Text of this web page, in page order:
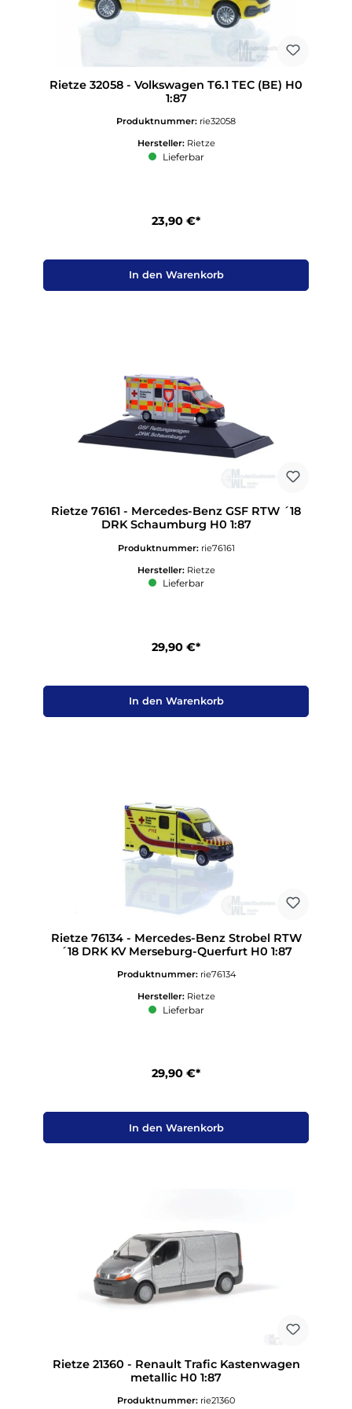
Rietze 32058 - Volkswagen T6.1 TEC (BE) H0
1:87
Produktnummer: rie32058
Hersteller: Rietze
Lieferbar
23,90 €*
In den Warenkorb
Rietze 76161 - Mercedes-Benz GSF RTW ´18
DRK Schaumburg H0 1:87
Produktnummer: rie76161
Hersteller: Rietze
Lieferbar
29,90 €*
In den Warenkorb
Rietze 76134 - Mercedes-Benz Strobel RTW
´18 DRK KV Merseburg-Querfurt H0 1:87
Produktnummer: rie76134
Hersteller: Rietze
Lieferbar
29,90 €*
In den Warenkorb
Rietze 21360 - Renault Trafic Kastenwagen
metallic H0 1:87
Produktnummer: rie21360